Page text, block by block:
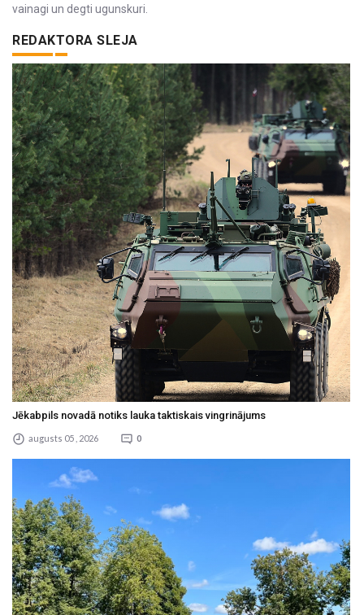
vainagi un degti ugunskuri.
REDAKTORA SLEJA
Jēkabpils novadā notiks lauka taktiskais vingrinājums
augusts 05 , 2026 0